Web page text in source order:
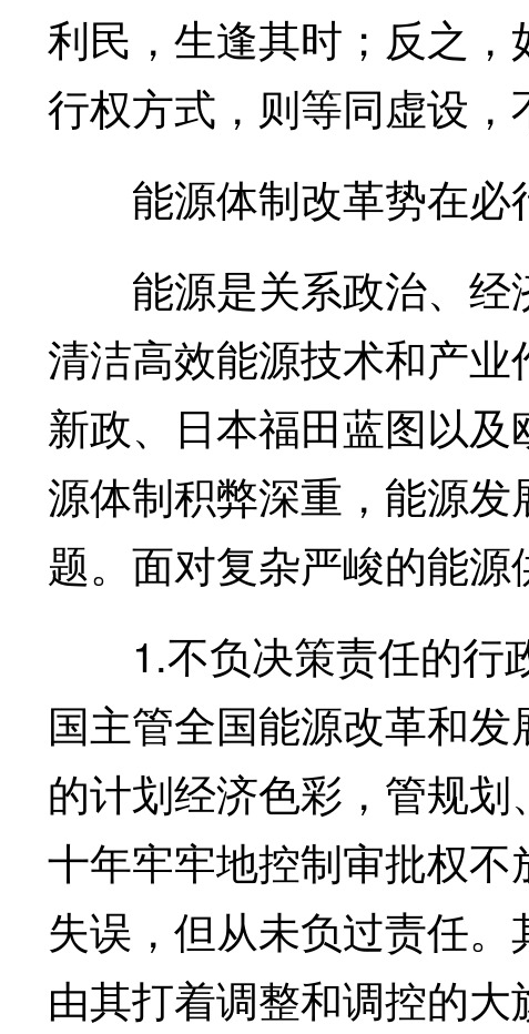
利民，生逢其时；反之
行权方式，则等同虚设，
能源体制改革势在必
能源是关系政治、经
清洁高效能源技术和产
新政、日本福田蓝图以
源体制积弊深重，能源
题。面对复杂严峻的能源
1.不负决策责任的行
国主管全国能源改革和
的计划经济色彩，管规
十年牢牢地控制审批权
失误，但从未负过责任
由其打着调整和调控的